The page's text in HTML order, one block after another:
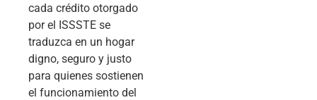
cada crédito otorgado
por el ISSSTE se
traduzca en un hogar
digno, seguro y justo
para quienes sostienen
el funcionamiento del